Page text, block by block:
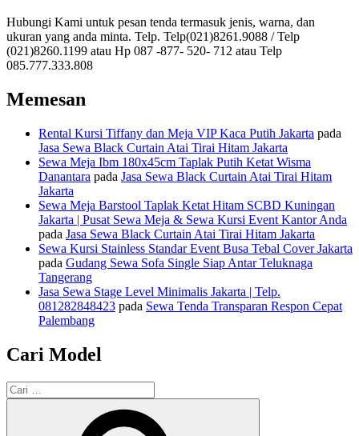
Hubungi Kami untuk pesan tenda termasuk jenis, warna, dan
ukuran yang anda minta. Telp. Telp(021)8261.9088 / Telp
(021)8260.1199 atau Hp 087 -877- 520- 712 atau Telp
085.777.333.808
Memesan
Rental Kursi Tiffany dan Meja VIP Kaca Putih Jakarta pada
Jasa Sewa Black Curtain Atai Tirai Hitam Jakarta
Sewa Meja Ibm 180x45cm Taplak Putih Ketat Wisma
Danantara pada Jasa Sewa Black Curtain Atai Tirai Hitam
Jakarta
Sewa Meja Barstool Taplak Ketat Hitam SCBD Kuningan
Jakarta | Pusat Sewa Meja & Sewa Kursi Event Kantor Anda
pada Jasa Sewa Black Curtain Atai Tirai Hitam Jakarta
Sewa Kursi Stainless Standar Event Busa Tebal Cover Jakarta
pada Gudang Sewa Sofa Single Siap Antar Teluknaga
Tangerang
Jasa Sewa Stage Level Minimalis Jakarta | Telp.
081282848423 pada Sewa Tenda Transparan Respon Cepat
Palembang
Cari Model
Pencarian
untuk: